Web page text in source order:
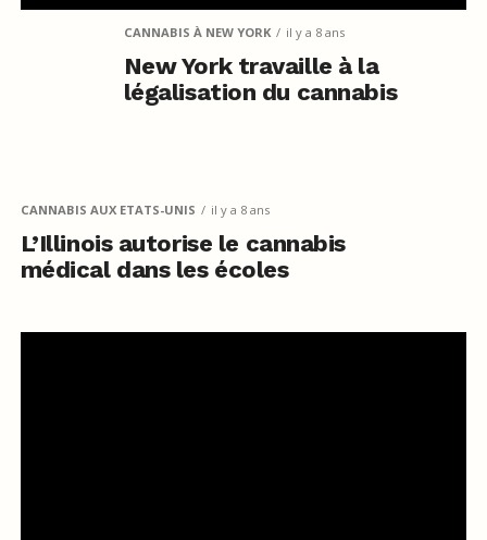
CANNABIS À NEW YORK il y a 8 ans
New York travaille à la
légalisation du cannabis
CANNABIS AUX ETATS-UNIS il y a 8 ans
L’Illinois autorise le cannabis
médical dans les écoles